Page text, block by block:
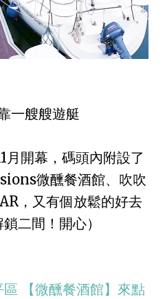
一艘艘遊艇
月開幕，碼頭內附設了
微醺餐酒館、吹吹
，又有個放鬆的好去
二間！開心）
【微醺餐酒館】來點